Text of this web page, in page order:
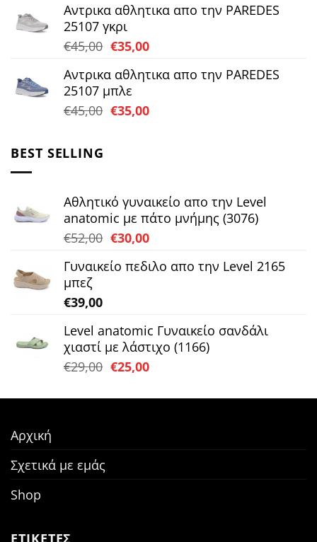
Αντρικα αθλητικα απο την PAREDES
25107 γκρι
€45,00 Original
was:
€45,00.
€35,00Η
τιμή
€35,00.
Αντρικα αθλητικα απο την PAREDES
25107 μπλε
€45,00 Original
€35,00Η
BEST SELLING
Αθλητικό γυναικείο απο την Level
anatomic με πάτο μνήμης (3076)
€52,00 Original
was:
€30,00Η
τιμή
Γυναικείο πεδιλο απο την Level 2165
μπεζ
€39,00
Level anatomic Γυναικείο σανδάλι
χιαστί με λάστιχο (1166)
€29,00 Original
was:
€25,00Η
τιμή
Αρχική
Σχετικά με εμάς
Shop
ΕΤΙΚΕΤΕΣ